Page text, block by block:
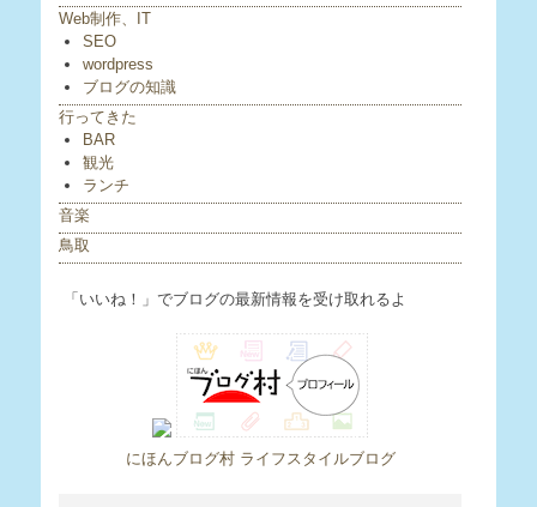
Web制作、IT
SEO
wordpress
ブログの知識
行ってきた
BAR
観光
ランチ
音楽
鳥取
「いいね！」でブログの最新情報を受け取れるよ
にほんブログ村 ライフスタイルブログ